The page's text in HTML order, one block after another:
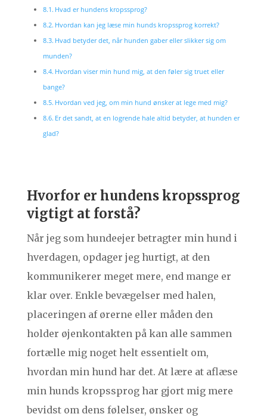
Hvad er hundens kropssprog?
Hvordan kan jeg læse min hunds kropssprog korrekt?
Hvad betyder det, når hunden gaber eller slikker sig om
munden?
Hvordan viser min hund mig, at den føler sig truet eller
bange?
Hvordan ved jeg, om min hund ønsker at lege med mig?
Er det sandt, at en logrende hale altid betyder, at hunden er
glad?
Hvorfor er hundens kropssprog
vigtigt at forstå?
Når jeg som hundeejer betragter min hund i
hverdagen, opdager jeg hurtigt, at den
kommunikerer meget mere, end mange er
klar over. Enkle bevægelser med halen,
placeringen af ørerne eller måden den
holder øjenkontakten på kan alle sammen
fortælle mig noget helt essentielt om,
hvordan min hund har det. At lære at aflæse
min hunds kropssprog har gjort mig mere
bevidst om dens følelser, ønsker og